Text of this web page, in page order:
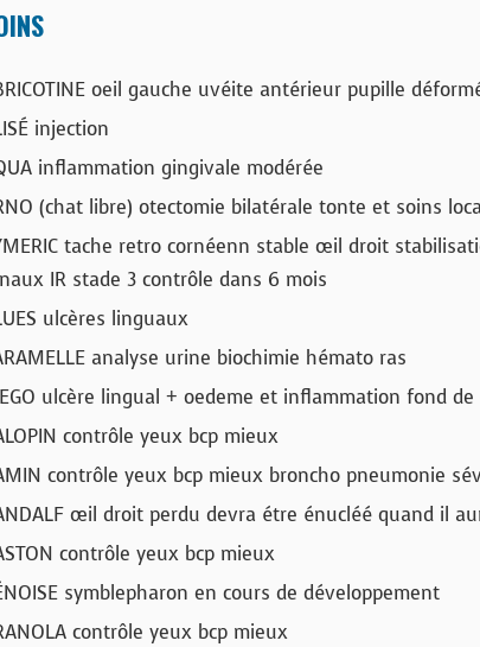
oeil gauche uvéite antérieur pupille
injection
inflammation gingivale modérée
(chat libre) otectomie bilatérale tonte et soins
tache retro cornéenn stable œil droit
IR stade 3 contrôle dans 6 mois
ulcères linguaux
analyse urine biochimie hémato ras
ulcère lingual + oedeme et inflammation fond de
contrôle yeux bcp mieux
contrôle yeux bcp mieux broncho pneumonie
œil droit perdu devra étre énucléé quand il
contrôle yeux bcp mieux
symblepharon en cours de développement
contrôle yeux bcp mieux